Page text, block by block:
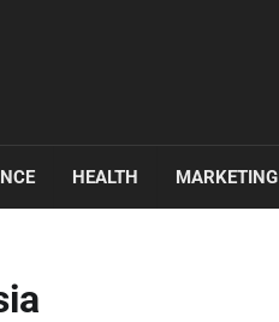
HEALTH MARKETING